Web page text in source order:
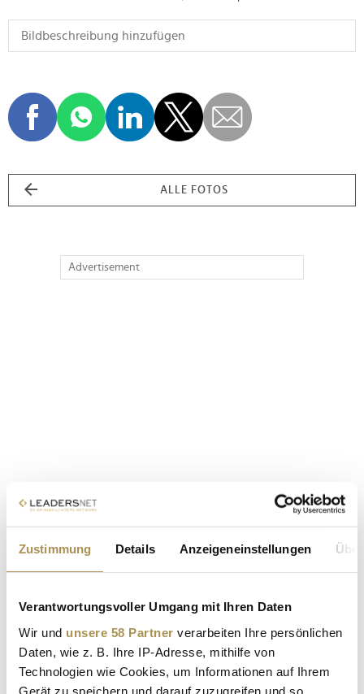
Zustimmung Details Anzeigeneinstellungen
Verantwortungsvoller Umgang mit Ihren Daten
Wir und unsere 58 Partner verarbeiten Ihre persönlichen
Daten, wie z. B. Ihre IP-Adresse, mithilfe von
Technologien wie Cookies, um Informationen auf Ihrem
Gerät zu speichern und darauf zuzugreifen und so
ALLE FOTOS
Advertisement